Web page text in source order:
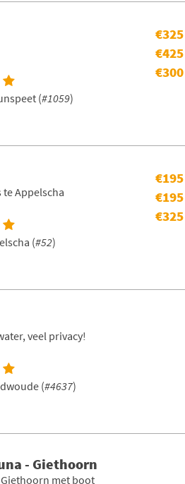
(#1059)
€325
€425
€300
Appelscha
(#52)
€195
€195
€325
veel privacy!
(#4637)
- Giethoorn
met boot